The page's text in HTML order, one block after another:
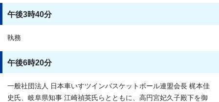
午後3時40分
執務
午後6時20分
一般社団法人 日本車いすツインバスケットボール連盟会長 梶本佳
史氏、岐阜県知事 江崎禎英氏らとともに、高円宮妃久子殿下を御